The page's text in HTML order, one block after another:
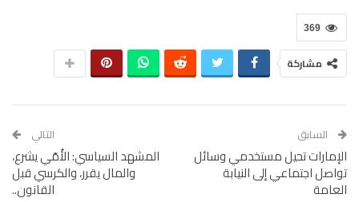
369
مشاركة
السابق
الإمارات تحيل مستخدمي وسائل
تواصل اجتماعي إلى النيابة
العامة
التالي
المشهد السياسي: الأُمّي يشرع،
والمال يقرر، والكرسي قبل
القانون..